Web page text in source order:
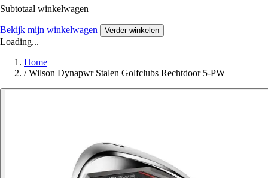
Subtotaal winkelwagen
Bekijk mijn winkelwagen Verder winkelen
Loading...
Home
/ Wilson Dynapwr Stalen Golfclubs Rechtdoor 5-PW